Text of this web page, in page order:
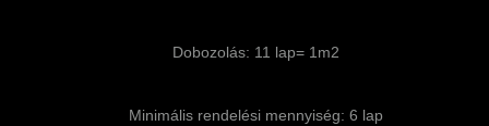
Dobozolás: 11 lap= 1m2
Minimális rendelési mennyiség: 6 lap